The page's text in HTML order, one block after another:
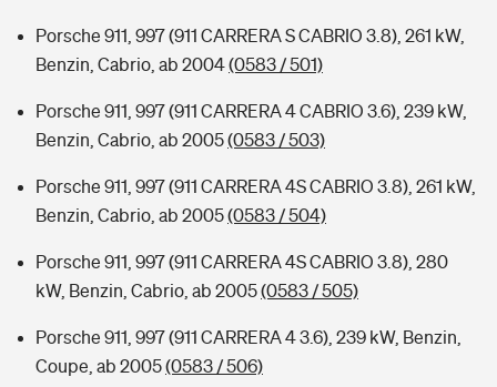
Porsche 911, 997 (911 CARRERA S CABRIO 3.8), 261 kW,
Benzin, Cabrio, ab 2004(0583 / 501)
Porsche 911, 997 (911 CARRERA 4 CABRIO 3.6), 239 kW,
Benzin, Cabrio, ab 2005(0583 / 503)
Porsche 911, 997 (911 CARRERA 4S CABRIO 3.8), 261 kW,
Benzin, Cabrio, ab 2005(0583 / 504)
Porsche 911, 997 (911 CARRERA 4S CABRIO 3.8), 280
kW, Benzin, Cabrio, ab 2005(0583 / 505)
Porsche 911, 997 (911 CARRERA 4 3.6), 239 kW, Benzin,
Coupe, ab 2005(0583 / 506)